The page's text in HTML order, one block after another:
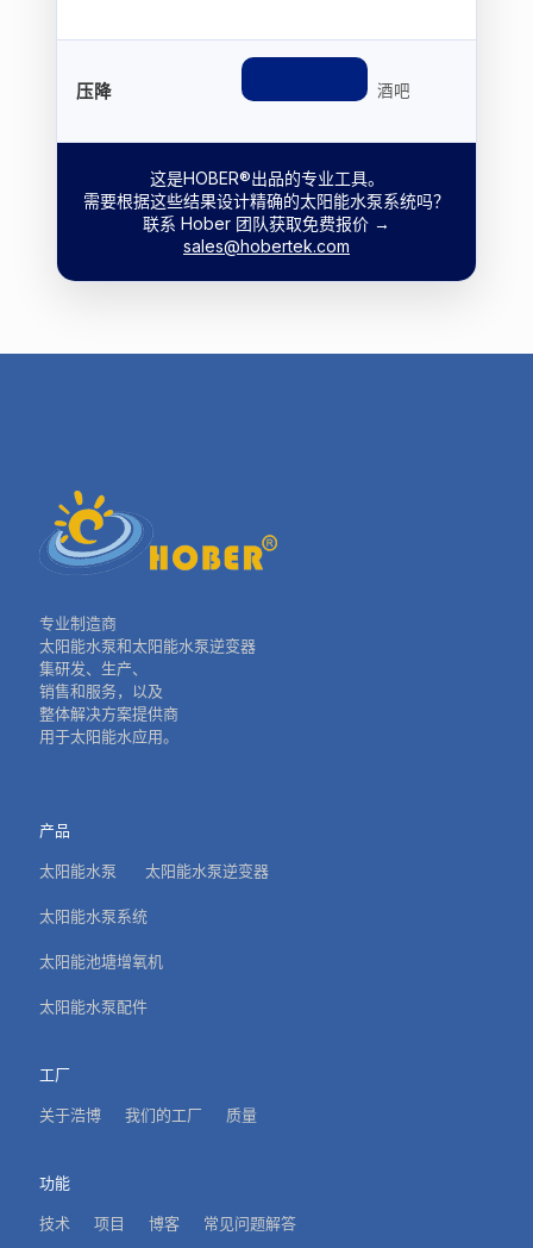
压降 酒吧
这是HOBER®出品的专业工具。
需要根据这些结果设计精确的太阳能水泵系统吗？
联系 Hober 团队获取免费报价 →
sales@hobertek.com
专业制造商
太阳能水泵和太阳能水泵逆变器
集研发、生产、
销售和服务，以及
整体解决方案提供商
用于太阳能水应用。
产品
太阳能水泵 太阳能水泵逆变器
太阳能水泵系统
太阳能池塘增氧机
太阳能水泵配件
工厂
关于浩博 我们的工厂 质量
功能
技术 项目 博客 常见问题解答